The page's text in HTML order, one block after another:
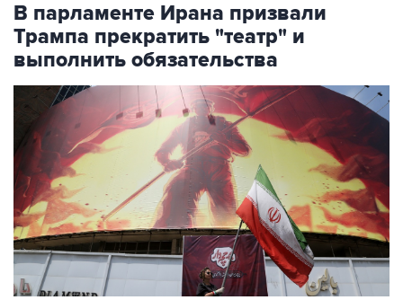
В парламенте Ирана призвали
Трампа прекратить "театр" и
выполнить обязательства